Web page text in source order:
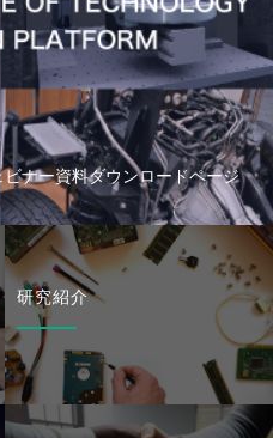
ナー資料ダウンロードページ
研究紹介